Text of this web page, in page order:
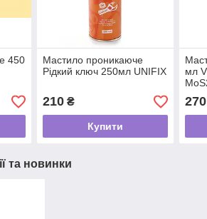
450
Мастило проникаюче
Рідкий ключ 250мл UNIFIX
210₴
Купити
мл
270
та новинки